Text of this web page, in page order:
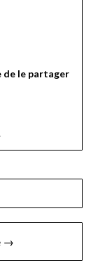
de le partager
→